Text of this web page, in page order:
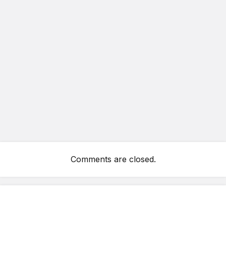
Comments are closed.